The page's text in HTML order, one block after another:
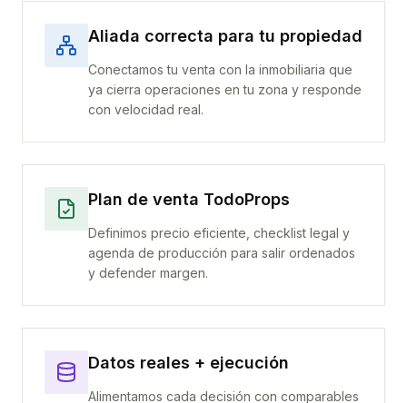
Aliada correcta para tu propiedad
Conectamos tu venta con la inmobiliaria que
ya cierra operaciones en tu zona y responde
con velocidad real.
Plan de venta TodoProps
Definimos precio eficiente, checklist legal y
agenda de producción para salir ordenados
y defender margen.
Datos reales + ejecución
Alimentamos cada decisión con comparables